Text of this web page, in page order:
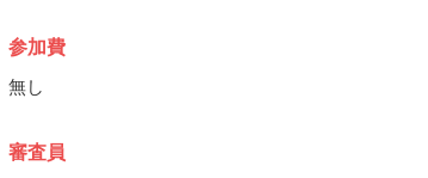
参加費
無し
審査員